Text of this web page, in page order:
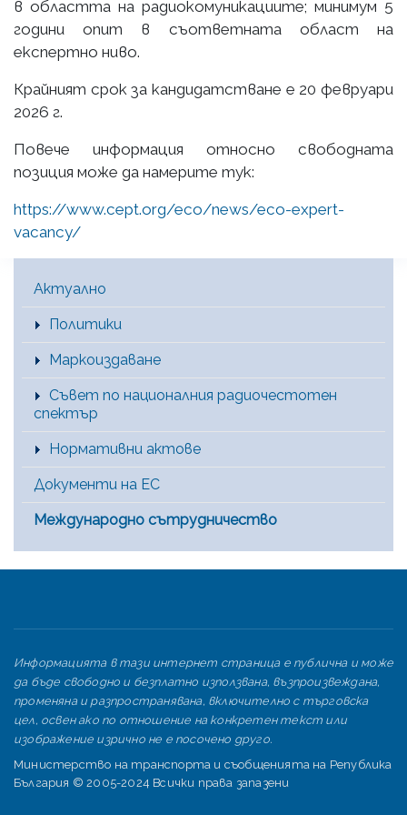
в областта на радиокомуникациите; минимум 5
години опит в съответната област на
експертно ниво.
Крайният срок за кандидатстване е 20 февруари
2026 г.
Повече информация относно свободната
позиция може да намерите тук:
https://www.cept.org/eco/news/eco-expert-
vacancy/
Main Menu [BG]
Актуално
Политики
Маркоиздаване
Съвет по националния радиочестотен
спектър
Нормативни актове
Документи на ЕС
Международно сътрудничество
Информацията в тази интернет страница е публична и може
да бъде свободно и безплатно използвана, възпроизвеждана,
променяна и разпространявана, включително с търговска
цел, освен ако по отношение на конкретен текст или
изображение изрично не е посочено друго.
Министерство на транспорта и съобщенията на Република
България © 2005-2024 Всички права запазени